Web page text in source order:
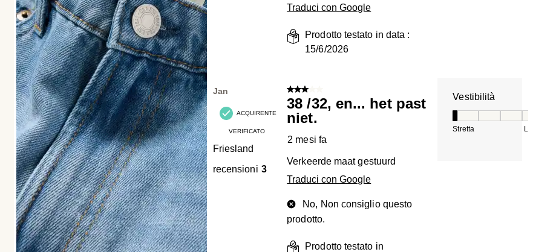
Traduci con Google
Prodotto testato in data :
15/6/2026
Jan
ACQUIRENTE
VERIFICATO
Friesland
recensioni 3
3 su 5 stelle.
38 /32, en... het past
niet.
2 mesi fa
Verkeerde maat gestuurd
Traduci con Google
No, Non consiglio questo
prodotto.
Prodotto testato in
Vestibilità
Stretta